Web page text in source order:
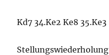
Kd7 34.Ke2 Ke8 35.Ke3
Stellungswiederholung